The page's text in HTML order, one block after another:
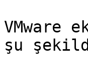
VMware
şu